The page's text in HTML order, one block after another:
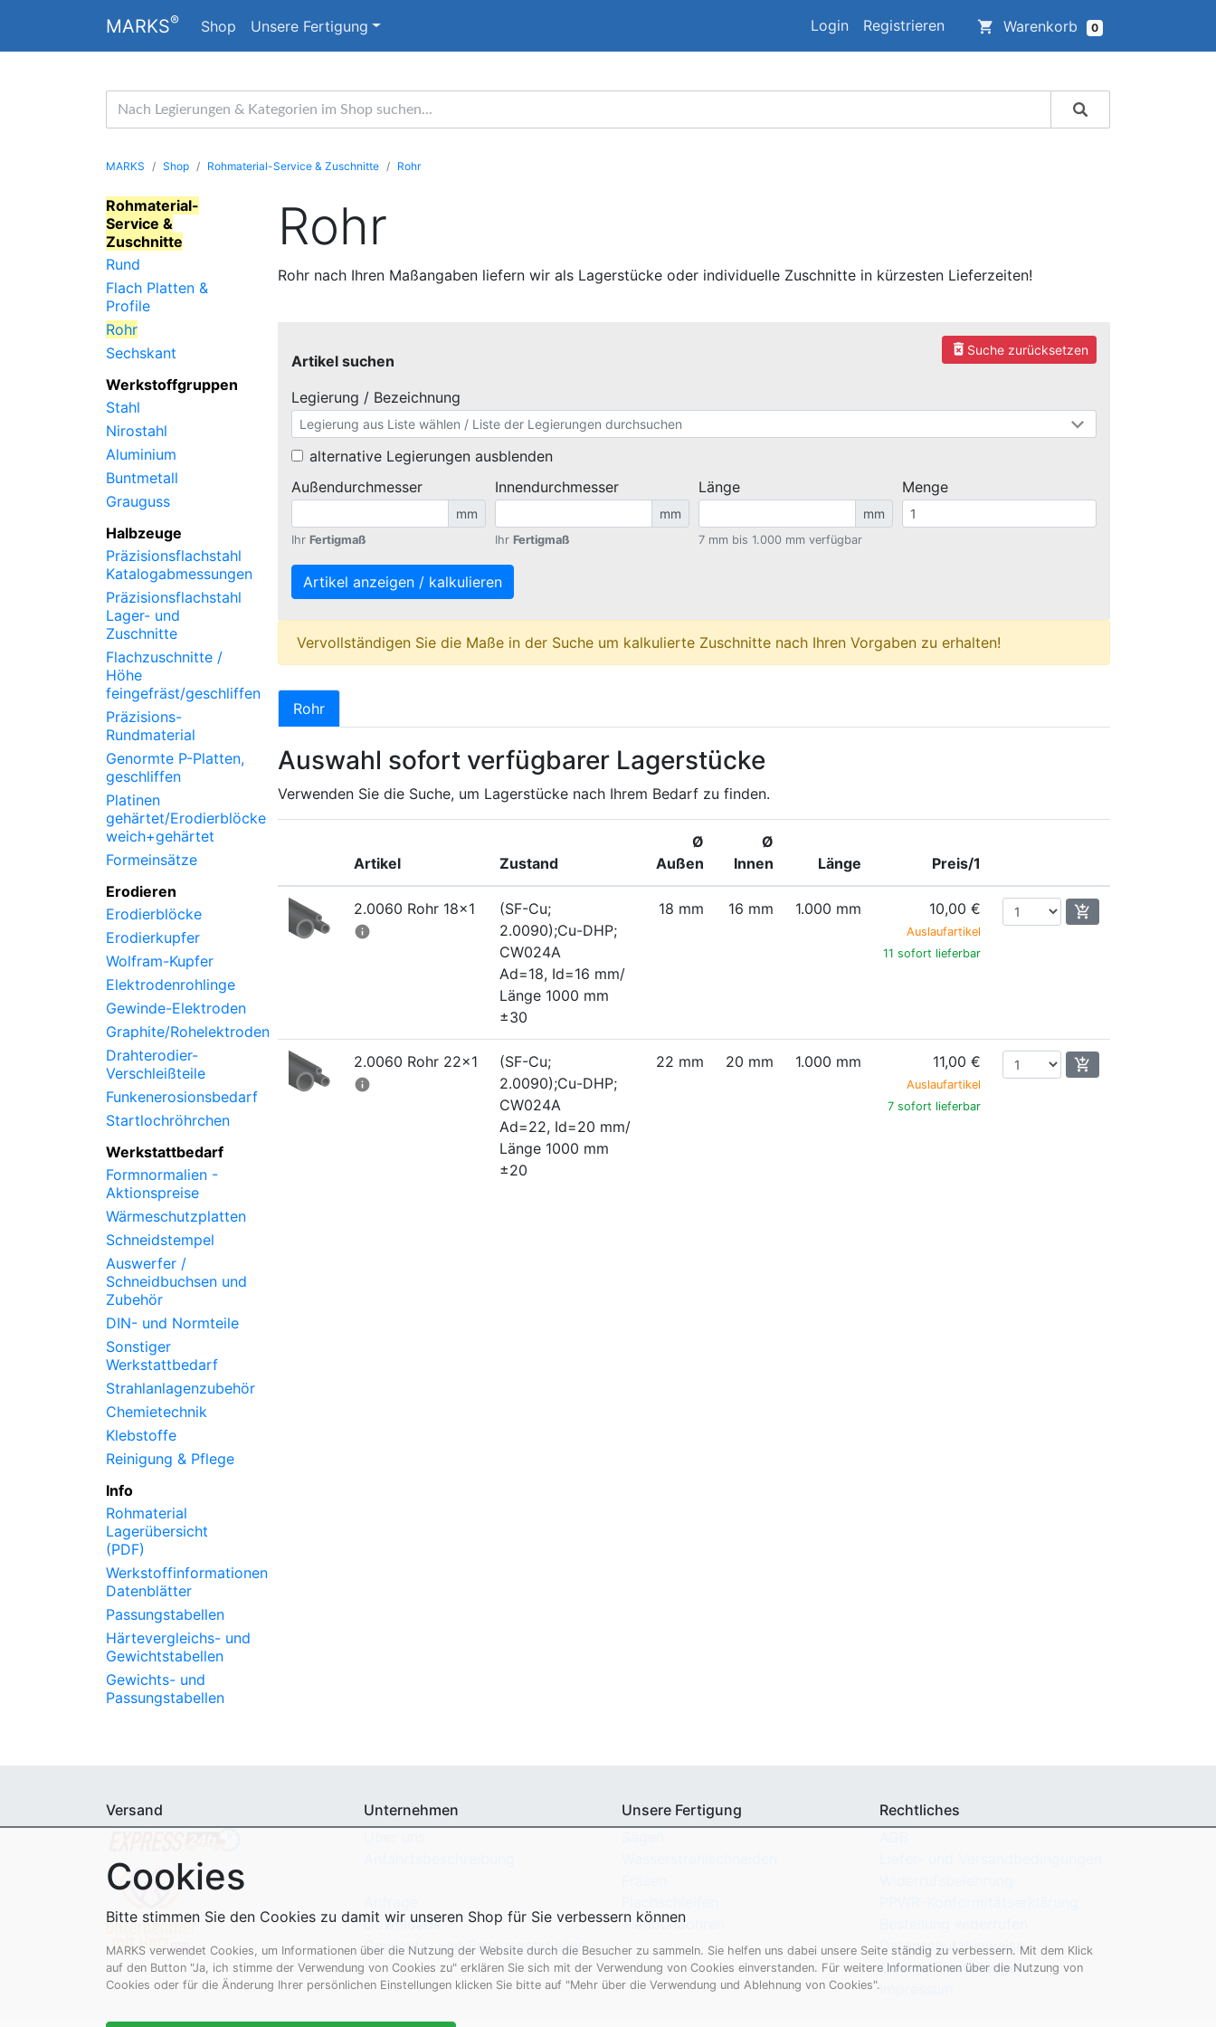
MARKS® Shop Unsere Fertigung Login Registrieren shopping_cart Warenkorb 0
MARKS Shop Rohmaterial-Service & Zuschnitte Rohr
Rohmaterial-
Service &
Zuschnitte
Rund
Flach Platten &
Profile
Rohr
Sechskant
Werkstoffgruppen
Stahl
Nirostahl
Aluminium
Buntmetall
Grauguss
Halbzeuge
Präzisionsflachstahl
Katalogabmessungen
Präzisionsflachstahl
Lager- und
Zuschnitte
Flachzuschnitte /
Höhe
feingefräst/geschliffen
Präzisions-
Rundmaterial
Genormte P-Platten,
geschliffen
Platinen
gehärtet/Erodierblöcke
weich+gehärtet
Formeinsätze
Erodieren
Erodierblöcke
Erodierkupfer
Wolfram-Kupfer
Elektrodenrohlinge
Gewinde-Elektroden
Graphite/Rohelektroden
Drahterodier-
Verschleißteile
Funkenerosionsbedarf
Startlochröhrchen
Werkstattbedarf
Formnormalien -
Aktionspreise
Wärmeschutzplatten
Schneidstempel
Auswerfer /
Schneidbuchsen und
Zubehör
DIN- und Normteile
Sonstiger
Werkstattbedarf
Strahlanlagenzubehör
Chemietechnik
Klebstoffe
Reinigung & Pflege
Info
Rohmaterial
Lagerübersicht
(PDF)
Werkstoffinformationen
Datenblätter
Passungstabellen
Härtevergleichs- und
Gewichtstabellen
Gewichts- und
Passungstabellen
Rohr
Rohr nach Ihren Maßangaben liefern wir als Lagerstücke oder individuelle Zuschnitte in kürzesten Lieferzeiten!
delete_forever Suche zurücksetzen
Artikel suchen
Legierung / Bezeichnung
alternative Legierungen ausblenden
Außendurchmesser
mm
Ihr Fertigmaß
Innendurchmesser
mm
Ihr Fertigmaß
Länge
mm
7 mm bis 1.000 mm verfügbar
Menge
Artikel anzeigen / kalkulieren
Vervollständigen Sie die Maße in der Suche um kalkulierte Zuschnitte nach Ihren Vorgaben zu erhalten!
Rohr
Auswahl sofort verfügbarer Lagerstücke
Verwenden Sie die Suche, um Lagerstücke nach Ihrem Bedarf zu finden.
Artikel Zustand
Ø
Außen
Ø
Innen
Länge Preis/1
2.0060 Rohr 18x1
info
(SF-Cu;
2.0090);Cu-DHP;
CW024A
Ad=18, Id=16 mm/
Länge 1000 mm
±30
18 mm 16 mm 1.000 mm 10,00 €
Auslaufartikel
11 sofort lieferbar
add_shopping_cart
2.0060 Rohr 22x1
info
(SF-Cu;
2.0090);Cu-DHP;
CW024A
Ad=22, Id=20 mm/
Länge 1000 mm
±20
22 mm 20 mm 1.000 mm 11,00 €
Auslaufartikel
7 sofort lieferbar
add_shopping_cart
Versand
Unternehmen
Downloads
Gewichts- und Passungstabellen
Unsere Fertigung
Tieflochbohren
Rechtliches
Datenschutzhinweise
Cookie-Einstellungen
Cookies
Bitte stimmen Sie den Cookies zu damit wir unseren Shop für Sie verbessern können
MARKS verwendet Cookies, um Informationen über die Nutzung der Website durch die Besucher zu sammeln. Sie helfen uns dabei unsere Seite ständig zu verbessern. Mit dem Klick
auf den Button "Ja, ich stimme der Verwendung von Cookies zu" erklären Sie sich mit der Verwendung von Cookies einverstanden. Für weitere Informationen über die Nutzung von
Cookies oder für die Änderung Ihrer persönlichen Einstellungen klicken Sie bitte auf "Mehr über die Verwendung und Ablehnung von Cookies".